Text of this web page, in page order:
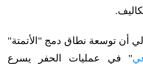
أن توسعة نطاق دمج "الأتمتة"
" في عمليات الحفر يسرع